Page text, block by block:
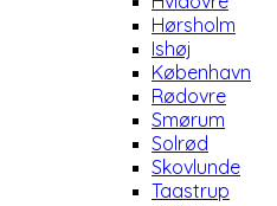
Hørsholm
Ishøj
København
Rødovre
Smørum
Solrød
Skovlunde
Taastrup